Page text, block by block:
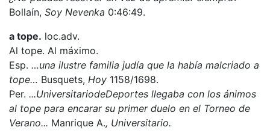
Bollaín, Soy Nevenka 0:46:49.
a tope. loc.adv.
Al tope. Al máximo.
Esp. …una ilustre familia judía que la había malcriado a
tope… Busquets, Hoy 1158/1698.
Per. ...UniversitariodeDeportes llegaba con los ánimos
al tope para encarar su primer duelo en el Torneo de
Verano... Manrique A., Universitario.